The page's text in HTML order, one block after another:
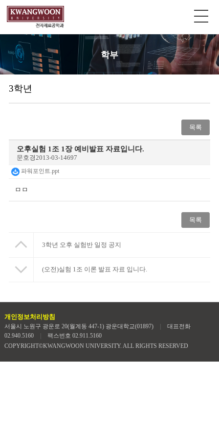
학부
3학년
목록
오후실험 1조 1장 예비발표 자료입니다.
문호경2013-03-14697
파워포인트.ppt
ㅁㅁ
목록
3학년 오후 실험반 일정 공지
(오전)실험 1조 이론 발표 자료 입니다.
개인정보처리방침
서울시 노원구 광운로 20(월계동 447-1) 광운대학교(01897)
대표전화
02.940.5160
팩스번호 02.911.5160
COPYRIGHT©KWANGWOON UNIVERSITY. ALL RIGHTS RESERVED